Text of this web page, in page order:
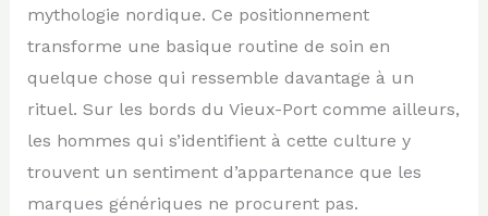
mythologie nordique. Ce positionnement
transforme une basique routine de soin en
quelque chose qui ressemble davantage à un
rituel. Sur les bords du Vieux-Port comme ailleurs,
les hommes qui s’identifient à cette culture y
trouvent un sentiment d’appartenance que les
marques génériques ne procurent pas.